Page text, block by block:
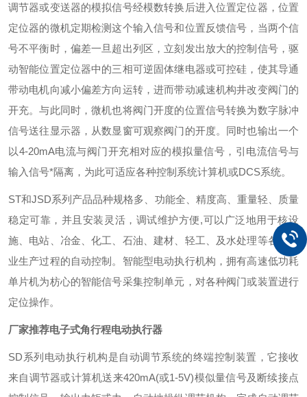
调节器或变送器的模拟信号经模数转换后进入位置定位器，位置
定位器的微机定期检测这个输入信号和位置反馈信号，当两个信
号不平衡时，偏差一旦超出列区，立刻发出放大的控制信号，驱
动智能位置定位器中的三相可逆固体继电器或可控硅，使其导通
带动电机向减小偏差方向运转，进而带动减速机构井改变阀门的
开充。与此同时，微机也将阀门开度的位置信号转换为数字脉冲
信号送往显示器，从数显窗可观察阀门的开度。同时也输出一个
以4-20mA电流与阀门开充相对应的模拟量信号，引电流信号与
输入信号*隔离，为此可适应各种控制系统计算机或DCS系统。
ST和JSD系列产品品种规格多、功能全、精度高、重量轻、质量
稳定可靠，并且安装灵活，调试维护方便,可以广泛地用于核设
施、电站、冶金、化工、石油、建材、轻工、及水处理等各个行
业生产过程的自动控制。智能型电动执行机构，拥有高速低功耗
单片机为枋心的智能信号采集控制单元，对各种阀门或装置进行
定位操作。
厂家推荐电子式角行程电动执行器
SD系列电动执行机构是自动调节系统的终端控制装置，它接收
来自调节器或计算机送来420mA(或1-5V)模似量信号及断续接点